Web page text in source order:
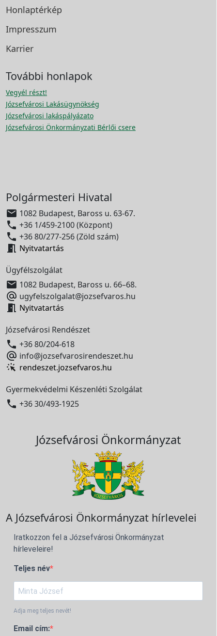
Honlaptérkép
Impresszum
Karrier
További honlapok
Vegyél részt!
Józsefvárosi Lakásügynökség
Józsefvárosi lakáspályázato
Józsefvárosi Önkormányzati Bérlői csere
Polgármesteri Hivatal
 1082 Budapest, Baross u. 63-67.
 +36 1/459-2100 (Központ)
 +36 80/277-256 (Zöld szám)
 Nyitvatartás
Ügyfélszolgálat
 1082 Budapest, Baross u. 66–68.
 ugyfelszolgalat@jozsefvaros.hu
 Nyitvatartás
Józsefvárosi Rendészet
 +36 80/204-618
 info@jozsefvarosirendeszet.hu
rendeszet.jozsefvaros.hu
Gyermekvédelmi Készenléti Szolgálat
 +36 30/493-1925
Józsefvárosi Önkormányzat
A Józsefvárosi Önkormányzat hírlevelei
Iratkozzon fel a Józsefvárosi Önkormányzat
hírleveleire!
Teljes név
Adja meg teljes nevét!
Email cím: